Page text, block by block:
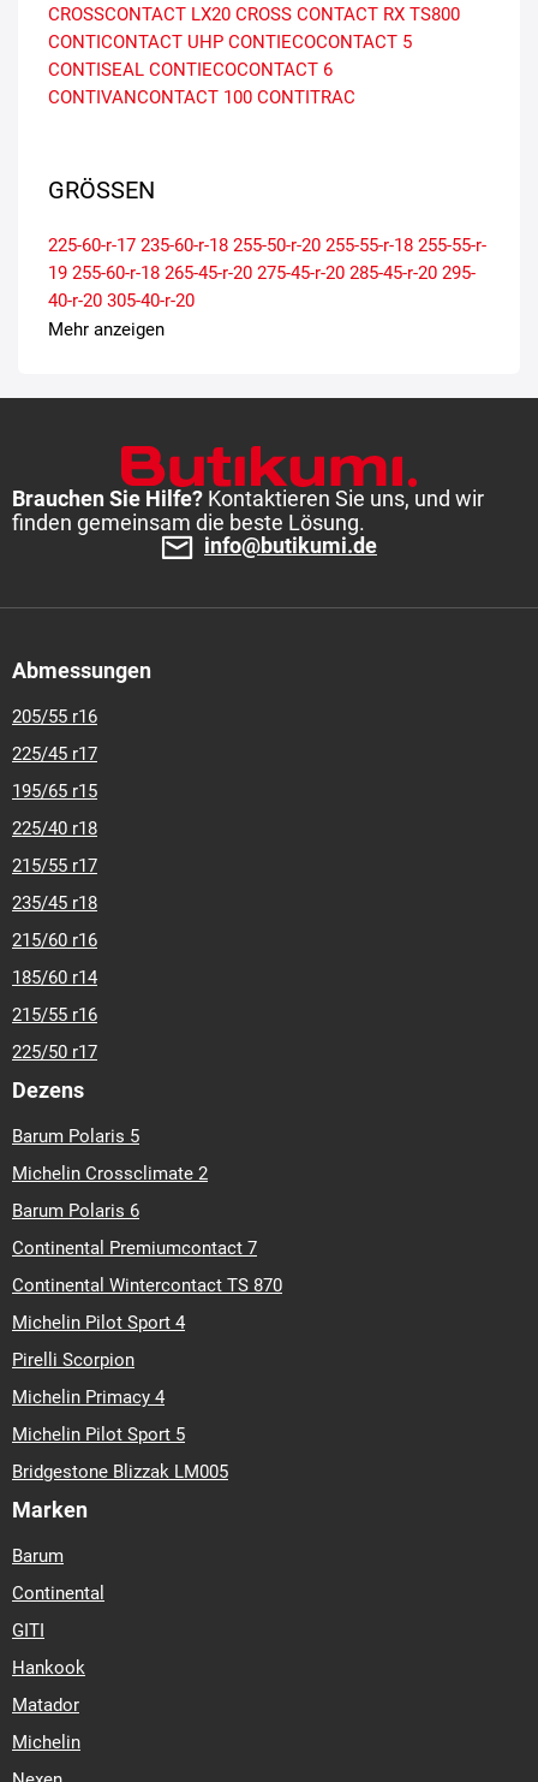
CROSSCONTACT LX20 CROSS CONTACT RX TS800
CONTICONTACT UHP CONTIECOCONTACT 5
CONTISEAL CONTIECOCONTACT 6
CONTIVANCONTACT 100 CONTITRAC
GRÖSSEN
225-60-r-17 235-60-r-18 255-50-r-20 255-55-r-18 255-55-r-
19 255-60-r-18 265-45-r-20 275-45-r-20 285-45-r-20 295-
40-r-20 305-40-r-20
Mehr anzeigen
Brauchen Sie Hilfe? Kontaktieren Sie uns, und wir
finden gemeinsam die beste Lösung.
info@butikumi.de
Abmessungen
205/55 r16
225/45 r17
195/65 r15
225/40 r18
215/55 r17
235/45 r18
215/60 r16
185/60 r14
215/55 r16
225/50 r17
Dezens
Barum Polaris 5
Michelin Crossclimate 2
Barum Polaris 6
Continental Premiumcontact 7
Continental Wintercontact TS 870
Michelin Pilot Sport 4
Pirelli Scorpion
Michelin Primacy 4
Michelin Pilot Sport 5
Bridgestone Blizzak LM005
Marken
Barum
Continental
GITI
Hankook
Matador
Michelin